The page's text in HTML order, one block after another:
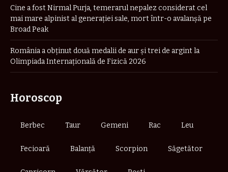
Cine a fost Nirmal Purja, temerarul nepalez considerat cel
mai mare alpinist al generației sale, mort într-o avalanșă pe
Broad Peak
România a obţinut două medalii de aur şi trei de argint la
Olimpiada Internaţională de Fizică 2026
Horoscop
Berbec Taur Gemeni Rac Leu
Fecioară Balanță Scorpion Săgetător